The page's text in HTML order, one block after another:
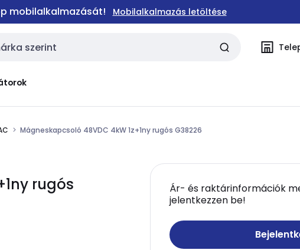
mobilalkalmazását! Mobilalkalmazás letöltése
Mágneskapcsoló 48VDC 4kW 1z+1ny rugós G38226
rugós
Ár- és raktárinformációk
jelentkezzen be!